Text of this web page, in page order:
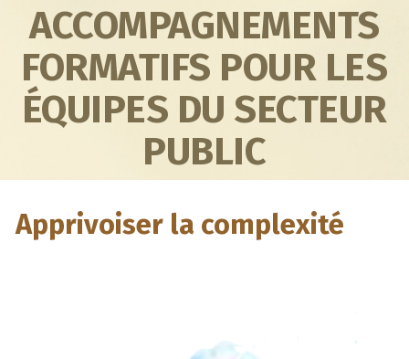
ACCOMPAGNEMENTS
FORMATIFS POUR LES
ÉQUIPES DU SECTEUR
PUBLIC
Apprivoiser la complexité